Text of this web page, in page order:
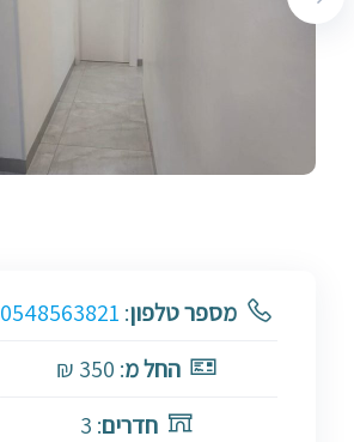
מספר טלפון:
0548563821
החל מ: 350 ₪
חדרים: 3